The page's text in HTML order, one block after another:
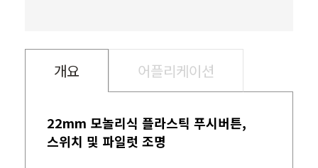
개요 어플리케이션
22mm 모놀리식 플라스틱 푸시버튼,
스위치 및 파일럿 조명